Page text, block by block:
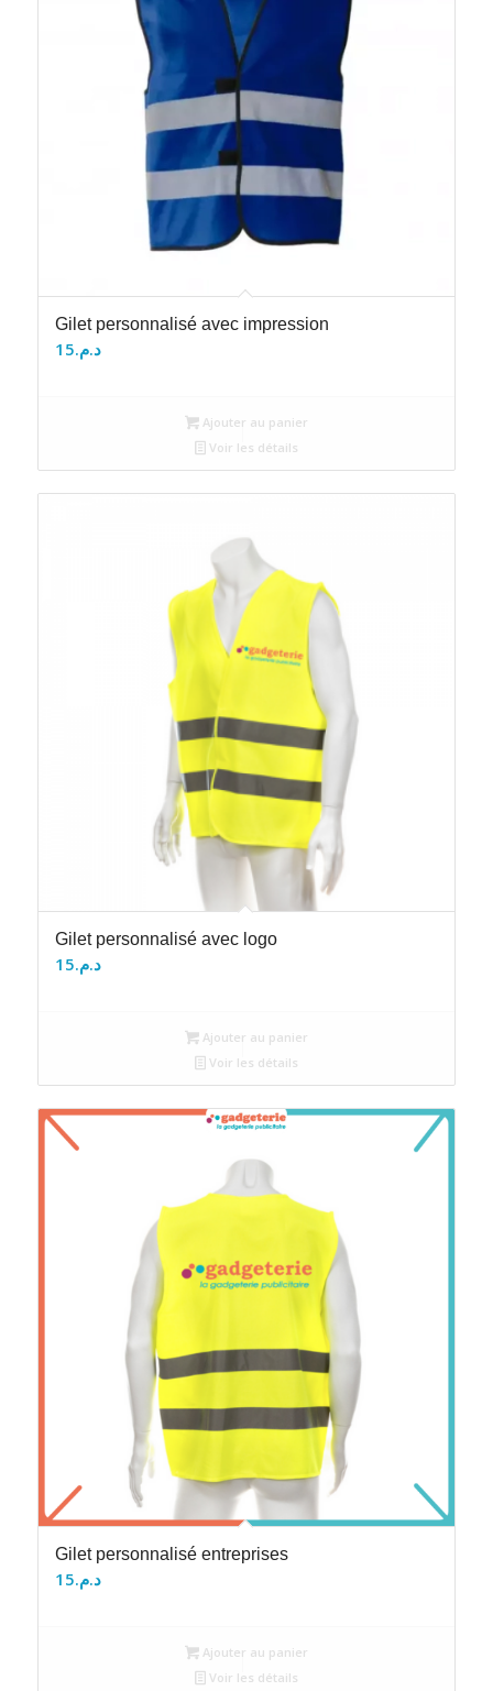
Gilet personnalisé avec impression
د.م.15
Ajouter au panier
Voir les détails
Gilet personnalisé avec logo
د.م.15
Ajouter au panier
Voir les détails
Gilet personnalisé entreprises
د.م.15
Ajouter au panier
Voir les détails